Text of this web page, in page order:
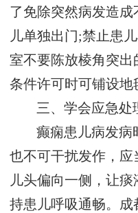
了免除突然病发造
儿单独出门;禁止患
室不要陈放棱角突出
条件许可时可铺设地
三、学会应急处
癫痫患儿病发病
也不可干扰发作，应
儿头偏向一侧，让
持患儿呼吸通畅。 成